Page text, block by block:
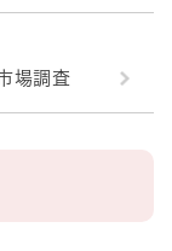
場調査